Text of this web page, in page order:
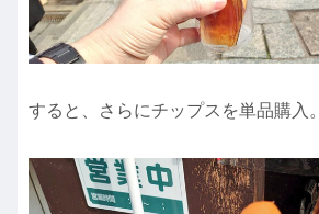
すると、さらにチップスを単品購入。